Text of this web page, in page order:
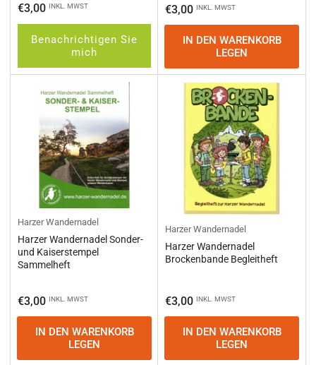
Normaler
Preis
€3,00 INKL. MWST
Benachrichtigen Sie
mich
Normaler
Preis
€3,00 INKL. MWST
IN DEN WARENKORB
LEGEN
Harzer Wandernadel
Harzer Wandernadel Sonder-
und Kaiserstempel
Sammelheft
Normaler
Preis
€3,00 INKL. MWST
IN DEN WARENKORB
LEGEN
Harzer Wandernadel
Harzer Wandernadel
Brockenbande Begleitheft
Normaler
Preis
€3,00 INKL. MWST
IN DEN WARENKORB
LEGEN